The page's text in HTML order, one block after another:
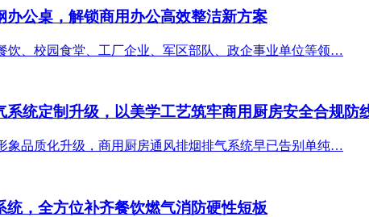
公桌，解锁商用办公高效整洁新方案
饮、校园食堂、工厂企业、军区部队、政企事业单位等领…
统定制升级，以美学工艺筑牢商用厨房安全合规防
象品质化升级，商用厨房通风排烟排气系统早已告别单纯…
，全方位补齐餐饮燃气消防硬性短板